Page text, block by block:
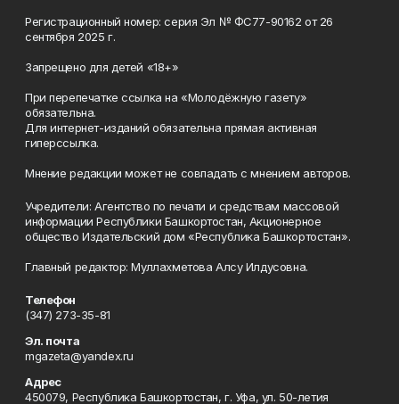
Регистрационный номер: серия Эл № ФС77-90162 от 26
сентября 2025 г.
Запрещено для детей «18+»
При перепечатке ссылка на «Молодёжную газету»
обязательна.
Для интернет-изданий обязательна прямая активная
гиперссылка.
Мнение редакции может не совпадать с мнением авторов.
Учредители: Агентство по печати и средствам массовой
информации Республики Башкортостан, Акционерное
общество Издательский дом «Республика Башкортостан».
Главный редактор: Муллахметова Алсу Илдусовна.
Телефон
(347) 273-35-81
Эл. почта
mgazeta@yandex.ru
Адрес
450079, Республика Башкортостан, г. Уфа, ул. 50-летия